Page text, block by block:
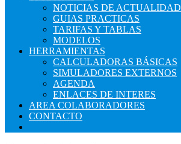
NOTICIAS DE ACTUALIDAD
GUIAS PRACTICAS
TARIFAS Y TABLAS
MODELOS
HERRAMIENTAS
CALCULADORAS BÁSICAS
SIMULADORES EXTERNOS
AGENDA
ENLACES DE INTERES
AREA COLABORADORES
CONTACTO